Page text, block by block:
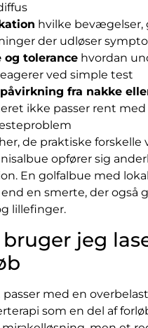
hvilke bevægelser,
der udløser
og tolerance hvordan
ved simple test
fra nakke
ikke passer rent med
de praktiske forskelle
opfører sig
En golfalbue med
en smerte, der også
lillefinger.
bruger jeg
passer med en
som en del af